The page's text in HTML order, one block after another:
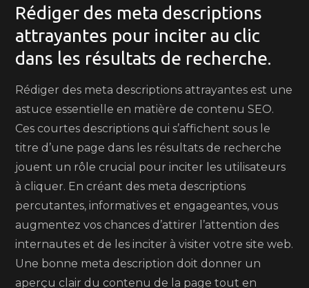
Rédiger des meta descriptions
attrayantes pour inciter au clic
dans les résultats de recherche.
Rédiger des meta descriptions attrayantes est une
astuce essentielle en matière de contenu SEO.
Ces courtes descriptions qui s’affichent sous le
titre d’une page dans les résultats de recherche
jouent un rôle crucial pour inciter les utilisateurs
à cliquer. En créant des meta descriptions
percutantes, informatives et engageantes, vous
augmentez vos chances d’attirer l’attention des
internautes et de les inciter à visiter votre site web.
Une bonne meta description doit donner un
aperçu clair du contenu de la page tout en